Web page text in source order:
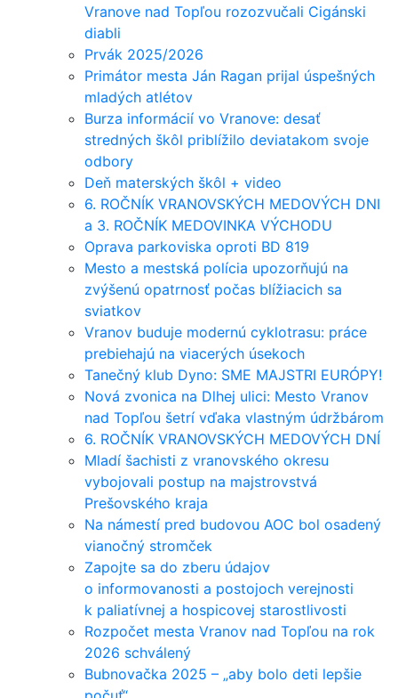
Vranove nad Topľou rozozvučali Cigánski
diabli
Prvák 2025/2026
Primátor mesta Ján Ragan prijal úspešných
mladých atlétov
Burza informácií vo Vranove: desať
stredných škôl priblížilo deviatakom svoje
odbory
Deň materských škôl + video
6. ROČNÍK VRANOVSKÝCH MEDOVÝCH DNI
a 3. ROČNÍK MEDOVINKA VÝCHODU
Oprava parkoviska oproti BD 819
Mesto a mestská polícia upozorňujú na
zvýšenú opatrnosť počas blížiacich sa
sviatkov
Vranov buduje modernú cyklotrasu: práce
prebiehajú na viacerých úsekoch
Tanečný klub Dyno: SME MAJSTRI EURÓPY!
Nová zvonica na Dlhej ulici: Mesto Vranov
nad Topľou šetrí vďaka vlastným údržbárom
6. ROČNÍK VRANOVSKÝCH MEDOVÝCH DNÍ
Mladí šachisti z vranovského okresu
vybojovali postup na majstrovstvá
Prešovského kraja
Na námestí pred budovou AOC bol osadený
vianočný stromček
Zapojte sa do zberu údajov
o informovanosti a postojoch verejnosti
k paliatívnej a hospicovej starostlivosti
Rozpočet mesta Vranov nad Topľou na rok
2026 schválený
Bubnovačka 2025 – „aby bolo deti lepšie